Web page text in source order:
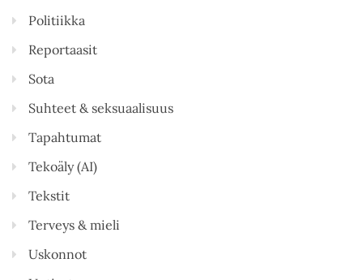
Politiikka
Reportaasit
Sota
Suhteet & seksuaalisuus
Tapahtumat
Tekoäly (AI)
Tekstit
Terveys & mieli
Uskonnot